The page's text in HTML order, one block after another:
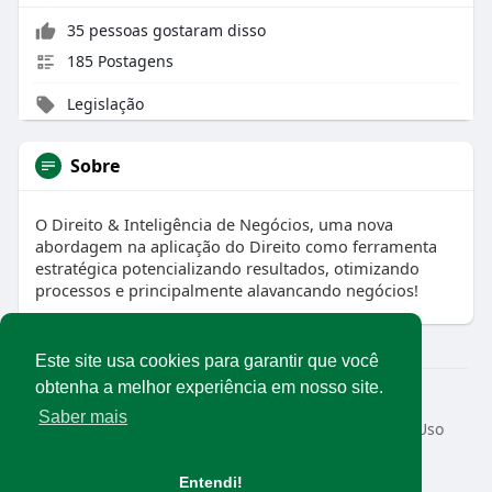
Este site usa cookies para garantir que você
obtenha a melhor experiência em nosso site.
Saber mais
Entendi!
35 pessoas gostaram disso
185 Postagens
Legislação
Sobre
O Direito & Inteligência de Negócios, uma nova
abordagem na aplicação do Direito como ferramenta
estratégica potencializando resultados, otimizando
processos e principalmente alavancando negócios!
© 2026 Rede Abrasel
Início
Sobre
Termos de Uso